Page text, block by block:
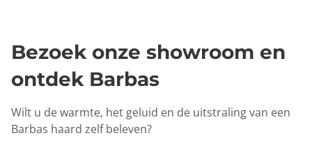
Bezoek onze showroom en
ontdek Barbas
Wilt u de warmte, het geluid en de uitstraling van een
Barbas haard zelf beleven?